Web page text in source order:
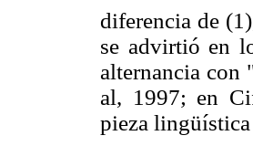
diferencia de
se advirtió en
alternancia con
al, 1997; en
pieza